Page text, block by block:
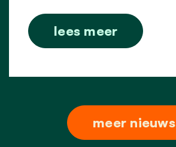
lees meer
meer nieuws